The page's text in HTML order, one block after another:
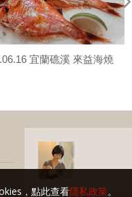
宜蘭礁溪 來益海燒
，點此查看隱私政策。